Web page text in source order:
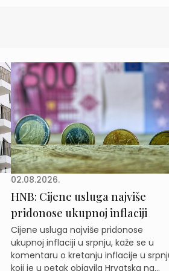
02.08.2026.
HNB: Cijene usluga najviše
pridonose ukupnoj inflaciji
Cijene usluga najviše pridonose
ukupnoj inflaciji u srpnju, kaže se u
komentaru o kretanju inflacije u
koji je u petak objavila Hrvatska na...